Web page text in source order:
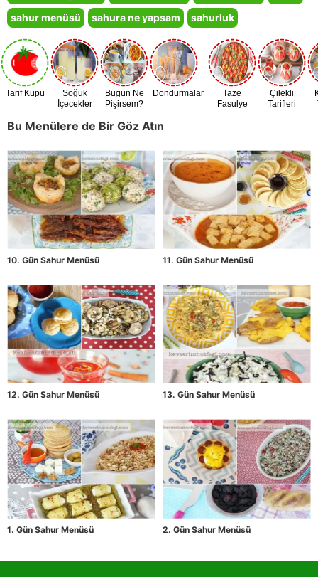
sahur menüsü
sahura ne yapsam sahurluk
Tarif Küpü
Soğuk
İçecekler
Bugün Ne
Pişirsem?
Dondurmalar
Taze
Fasulye
Çilekli
Tarifleri
Bu Menülere de Bir Göz Atın
10. Gün Sahur Menüsü 11. Gün Sahur Menüsü
12. Gün Sahur Menüsü 13. Gün Sahur Menüsü
1. Gün Sahur Menüsü 2. Gün Sahur Menüsü